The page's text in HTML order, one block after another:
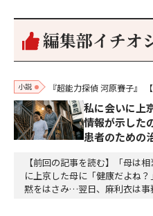
編集部イチオ
小説 『超能力探偵 河原賽子』
私に会いに上
情報が示した
患者のための
【前回の記事を読む】「母は
に上京した母に「健康だよね
黙をはさみ…翌日、麻利衣は事